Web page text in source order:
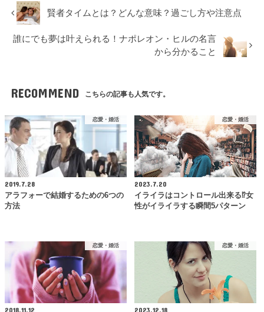
賢者タイムとは？どんな意味？過ごし方や注意点
誰にでも夢は叶えられる！ナポレオン・ヒルの名言
から分かること
RECOMMEND こちらの記事も人気です。
恋愛・婚活
2019.7.28
アラフォーで結婚するための6つの
方法
恋愛・婚活
2023.7.20
イライラはコントロール出来る⁉女
性がイライラする瞬間5パターン
恋愛・婚活
2018.11.12
恋愛・婚活
2023.12.18